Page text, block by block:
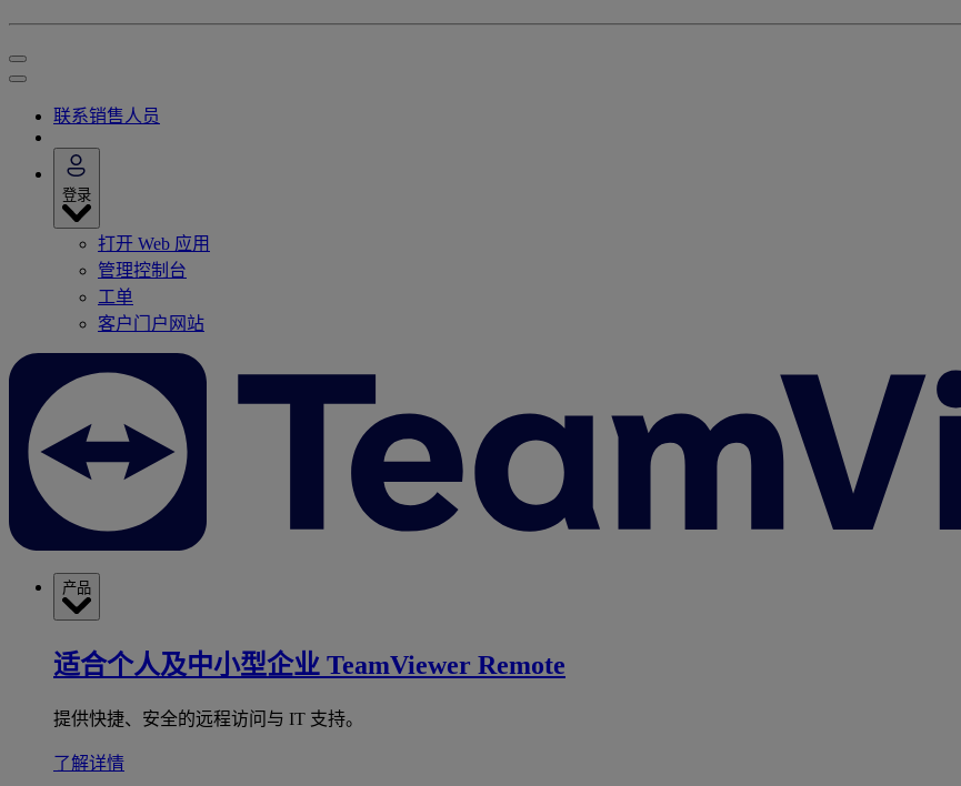
联系销售人员
登录
打开 Web 应用
管理控制台
工单
客户门户网站
产品
适合个人及中小型企业 TeamViewer Remote
提供快捷、安全的远程访问与 IT 支持。
了解详情